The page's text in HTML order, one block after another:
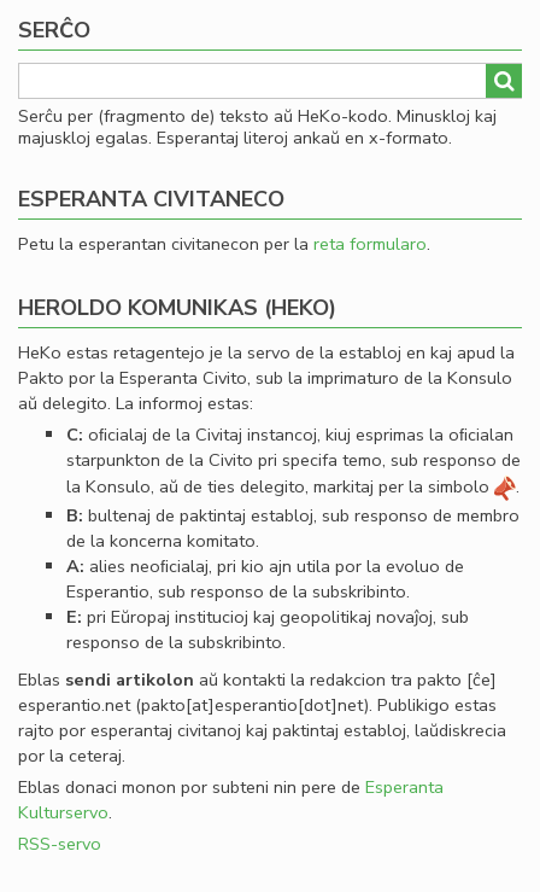
SERĈO
Serĉu per (fragmento de) teksto aŭ HeKo-kodo. Minuskloj kaj
majuskloj egalas. Esperantaj literoj ankaŭ en x-formato.
ESPERANTA CIVITANECO
Petu la esperantan civitanecon per la reta formularo.
HEROLDO KOMUNIKAS (HEKO)
HeKo estas retagentejo je la servo de la establoj en kaj apud la
Pakto por la Esperanta Civito, sub la imprimaturo de la Konsulo
aŭ delegito. La informoj estas:
C: oﬁcialaj de la Civitaj instancoj, kiuj esprimas la oﬁcialan
starpunkton de la Civito pri specifa temo, sub responso de
la Konsulo, aŭ de ties delegito, markitaj per la simbolo
.
B: bultenaj de paktintaj establoj, sub responso de membro
de la koncerna komitato.
A: alies neoﬁcialaj, pri kio ajn utila por la evoluo de
Esperantio, sub responso de la subskribinto.
E: pri Eŭropaj institucioj kaj geopolitikaj novaĵoj, sub
responso de la subskribinto.
Eblas sendi artikolon aŭ kontakti la redakcion tra pakto [ĉe]
esperantio.net(pakto[at]esperantio[dot]net). Publikigo estas
rajto por esperantaj civitanoj kaj paktintaj establoj, laŭdiskrecia
por la ceteraj.
Eblas donaci monon por subteni nin pere de Esperanta
Kulturservo.
RSS-servo